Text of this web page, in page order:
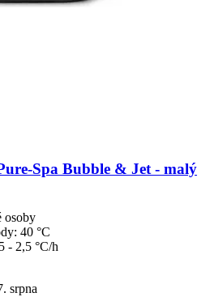
​Spa Bubble & Jet -​ malý
osoby
40 °C
- 2,5 °C/h
srpna